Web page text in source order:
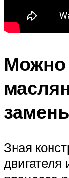
Можно
Зная